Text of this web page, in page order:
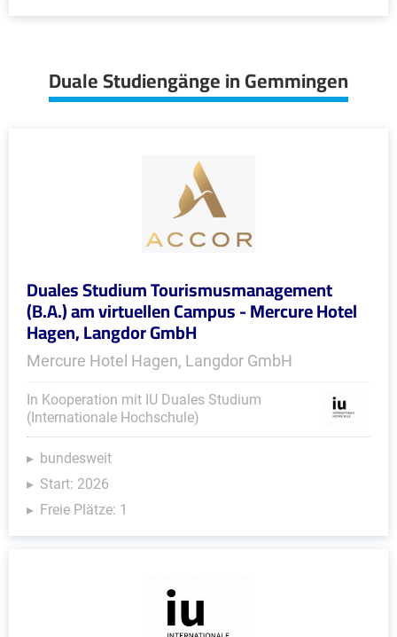
Duale Studiengänge in Gemmingen
Duales Studium Tourismusmanagement
(B.A.) am virtuellen Campus - Mercure Hotel
Hagen, Langdor GmbH
Mercure Hotel Hagen, Langdor GmbH
In Kooperation mit IU Duales Studium
(Internationale Hochschule)
bundesweit
Start: 2026
Freie Plätze: 1